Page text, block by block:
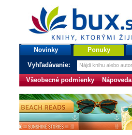
bux.sk
knihy, ktorými žijete
Úvodná stránka
Novinky Ponuky
Vyhľadávanie:
Všeobecné podmienky Nápoveda